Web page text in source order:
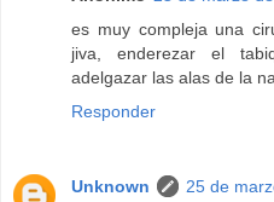
es muy compleja una
jiva, enderezar el
adelgazar las alas de la
Responder
Unknown
25 de